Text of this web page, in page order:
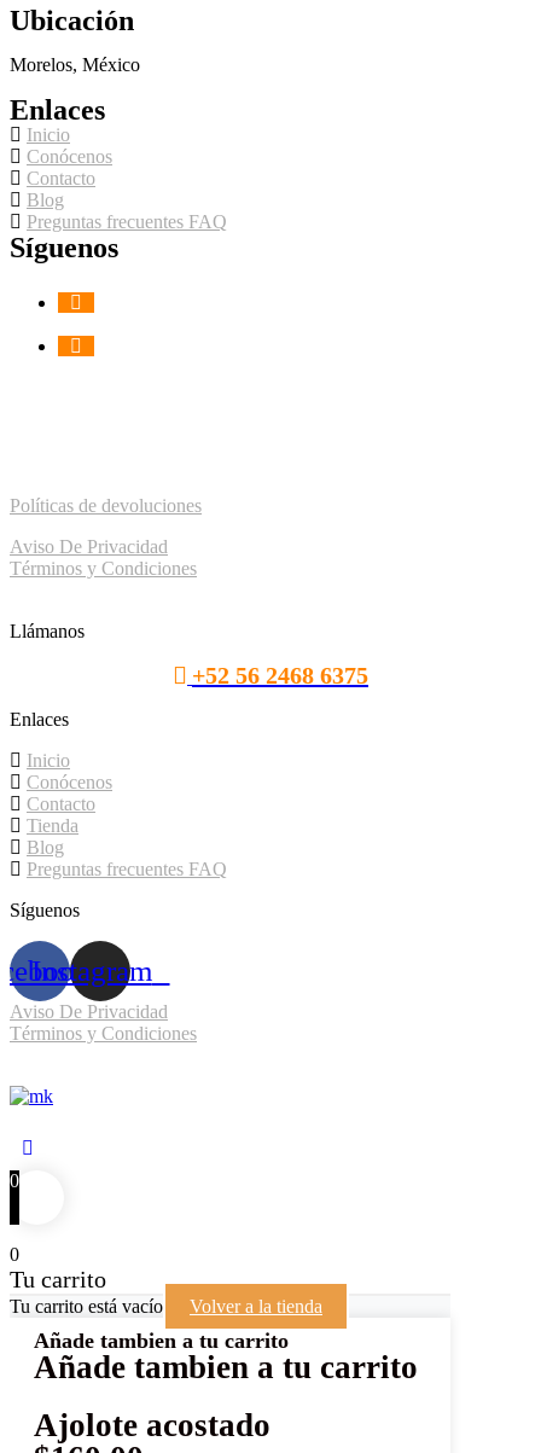
Ubicación
Morelos, México
Enlaces
Inicio
Conócenos
Contacto
Blog
Preguntas frecuentes FAQ
Síguenos
Políticas de devoluciones
Aviso De Privacidad
Términos y Condiciones
Llámanos
+52 56 2468 6375
Enlaces
Inicio
Conócenos
Contacto
Tienda
Blog
Preguntas frecuentes FAQ
Síguenos
Instagram
Aviso De Privacidad
Términos y Condiciones
0
0
Tu carrito
Tu carrito está vacío Volver a la tienda
Añade tambien a tu carrito
Añade tambien a tu carrito
Ajolote acostado